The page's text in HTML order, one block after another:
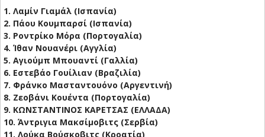
1. Λαμίν Γιαμάλ (Ισπανία)
2. Πάου Κουμπαρσί (Ισπανία)
3. Ροντρίκο Μόρα (Πορτογαλία)
4. Ίθαν Νουανέρι (Αγγλία)
5. Αγιούμπ Μπουαντί (Γαλλία)
6. Εστεβάο Γουίλιαν (Βραζιλία)
7. Φράνκο Μασταντουόνο (Αργεντινή)
8. Ζεοβάνι Κουέντα (Πορτογαλία)
9. ΚΩΝΣΤΑΝΤΙΝΟΣ ΚΑΡΕΤΣΑΣ (ΕΛΛΑΔΑ)
10. Άντριγια Μακσίμοβιτς (Σερβία)
11. Λούκα Βούσκοβιτς (Κροατία)